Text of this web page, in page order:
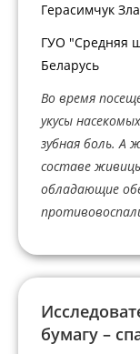
Герасимчук
ГУО "Средняя
Беларусь
Во время
укусы
зубная боль. А
составе
обладающие
бумагу –